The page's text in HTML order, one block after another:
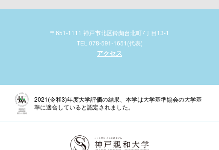
〒651-1111 神戸市北区鈴蘭台北町7丁目13-1
TEL 078-591-1651(代表)
アクセス
2021(令和3)年度大学評価の結果、本学は大学基準協会の大学基
準に適合していると認定されました。